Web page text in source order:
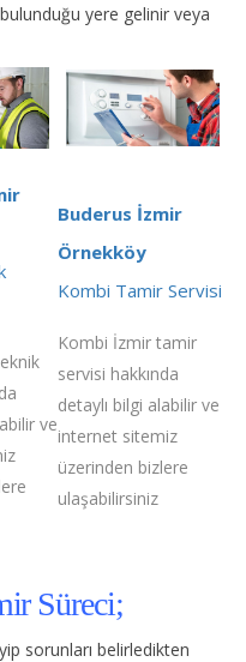
yere gelinir veya
ve
Buderus İzmir
Örnekköy
Kombi Tamir Servisi
Kombi İzmir tamir
servisi hakkında
detaylı bilgi alabilir ve
internet sitemiz
üzerinden bizlere
ulaşabilirsiniz
Süreci;
sorunları belirledikten